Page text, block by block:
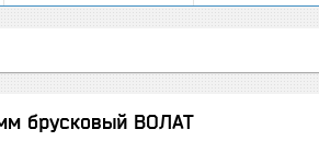
брусковый ВОЛАТ